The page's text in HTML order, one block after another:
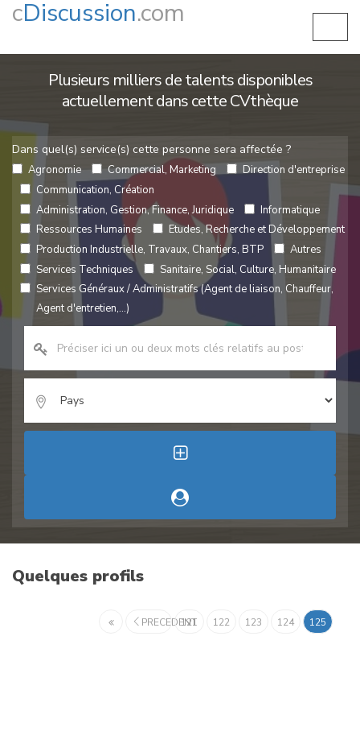
cDiscussion.com
Plusieurs milliers de talents disponibles
actuellement dans cette CVthèque
Dans quel(s) service(s) cette personne sera affectée ?
Agronomie Commercial, Marketing
Direction d'entreprise
Communication, Création
Administration, Gestion, Finance, Juridique
Informatique
Ressources Humaines
Etudes, Recherche et Développement
Production Industrielle, Travaux, Chantiers, BTP
Autres
Services Techniques
Sanitaire, Social, Culture, Humanitaire
Services Généraux / Administratifs (Agent de liaison, Chauffeur,
Agent d'entretien,...)
Quelques profils
PRECEDENT
121 122 123 124 125